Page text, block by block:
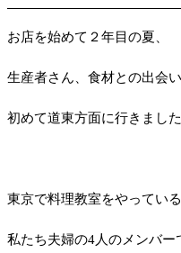
お店を始めて２年目の夏、
生産者さん、食材との出会い
初めて道東方面に行きました
東京で料理教室をやってい
私たち夫婦の4人のメンバー